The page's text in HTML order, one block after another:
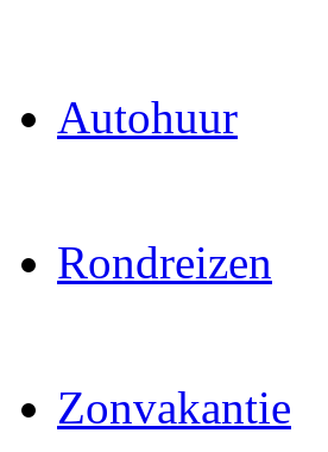
Autohuur
Rondreizen
Zonvakantie